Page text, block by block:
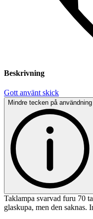
Beskrivning
Gott använt skick
Mindre tecken på användning
Taklampa svarvad furu 70
glaskupa, men den saknas.